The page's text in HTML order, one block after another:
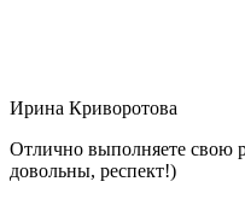
Ирина Криворотова
Отлично выполняете свою
довольны, респект!)